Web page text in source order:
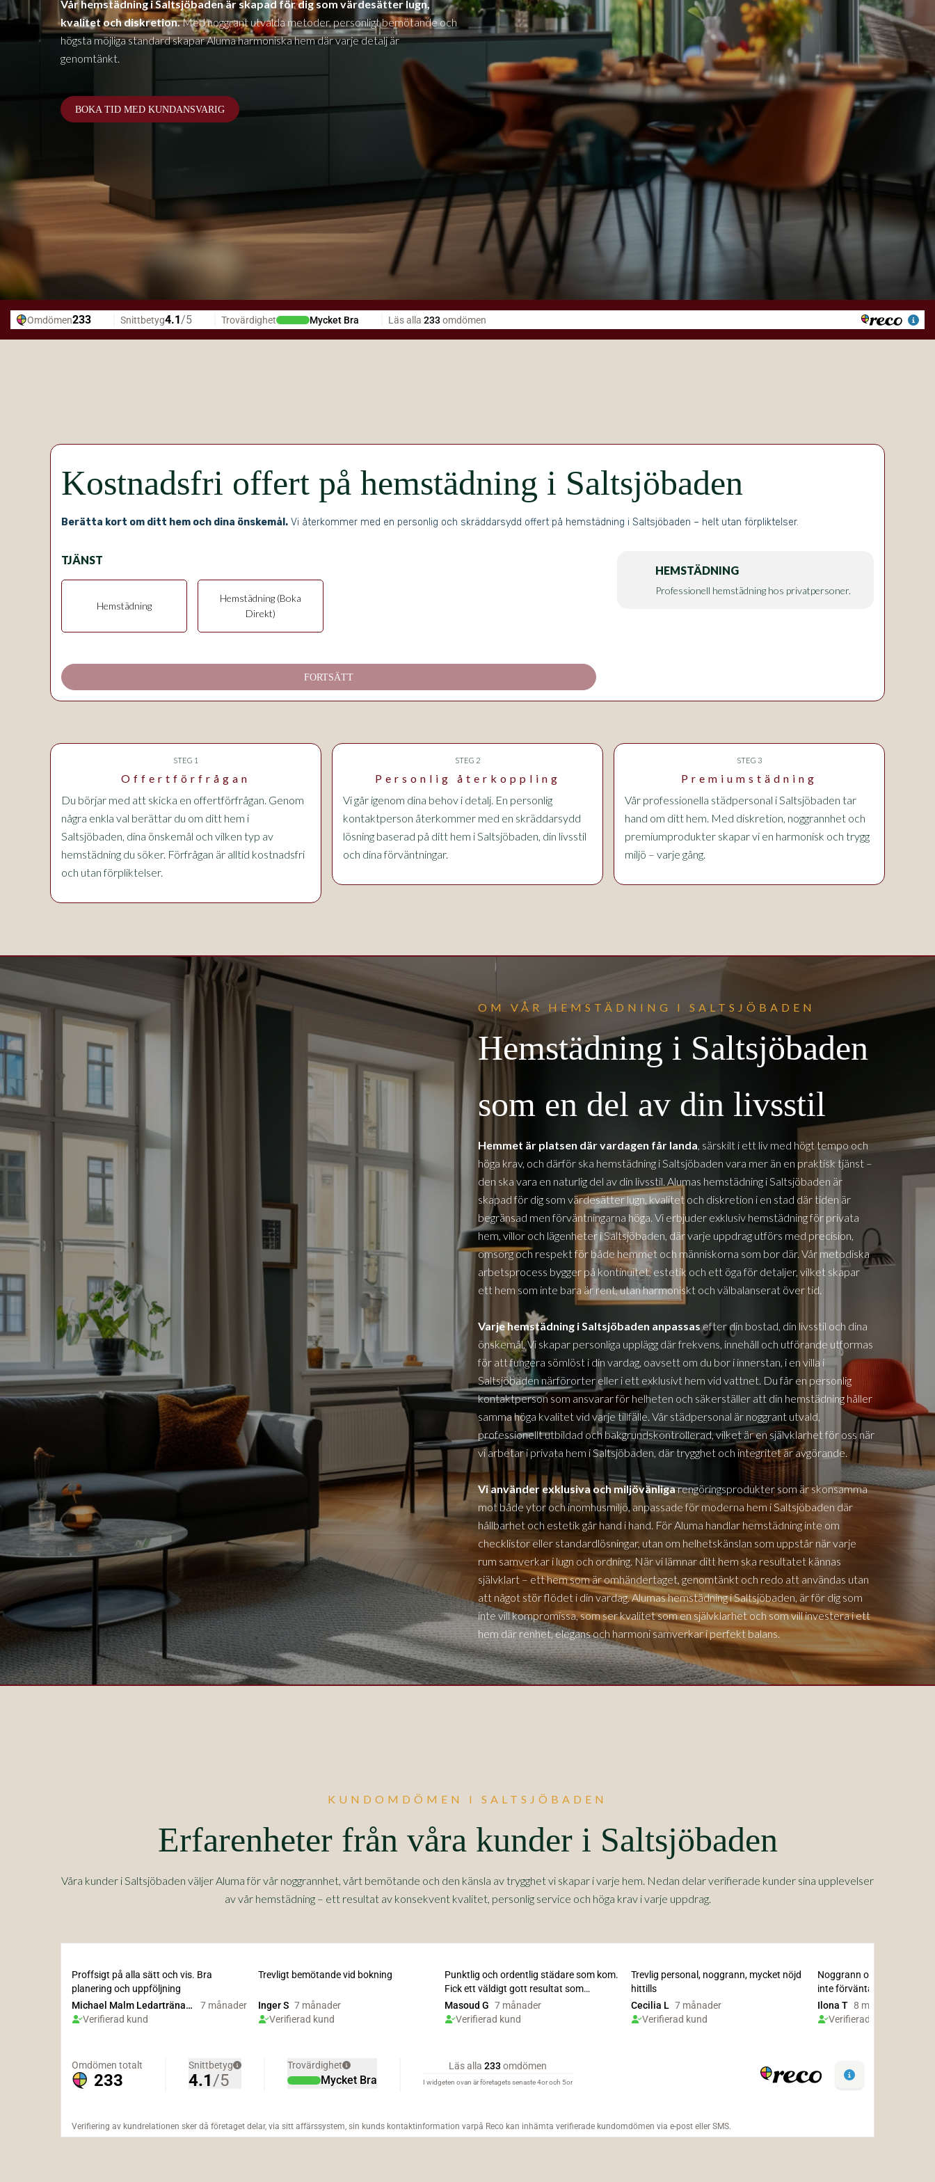
Vår hemstädning i Saltsjöbaden är skapad för dig som värdesätter lugn,
kvalitet och diskretion.Med noggrant utvalda metoder, personligt bemötande och
högsta möjliga standard skapar Aluma harmoniska hem där varje detalj är
genomtänkt.
BOKA TID MED KUNDANSVARIG
Kostnadsfri offert på hemstädning i Saltsjöbaden
Berätta kort om ditt hem och dina önskemål. Vi återkommer med en personlig och skräddarsydd offert på hemstädning i Saltsjöbaden – helt utan förpliktelser.
TJÄNST
Hemstädning
Hemstädning (Boka
Direkt)
FORTSÄTT
HEMSTÄDNING
Professionell hemstädning hos privatpersoner.
STEG 1
Offertförfrågan
Du börjar med att skicka en offertförfrågan. Genom
några enkla val berättar du om ditt hem i
Saltsjöbaden, dina önskemål och vilken typ av
hemstädning du söker. Förfrågan är alltid kostnadsfri
och utan förpliktelser.
STEG 2
Personlig återkoppling
Vi går igenom dina behov i detalj. En personlig
kontaktperson återkommer med en skräddarsydd
lösning baserad på ditt hem i Saltsjöbaden, din livsstil
och dina förväntningar.
STEG 3
Premiumstädning
Vår professionella städpersonal i Saltsjöbaden tar
hand om ditt hem. Med diskretion, noggrannhet och
premiumprodukter skapar vi en harmonisk och trygg
miljö – varje gång.
OM VÅR HEMSTÄDNING I SALTSJÖBADEN
Hemstädning i Saltsjöbaden
som en del av din livsstil
Hemmet är platsen där vardagen får landa, särskilt i ett liv med högt tempo och
höga krav, och därför ska hemstädning i Saltsjöbaden vara mer än en praktisk tjänst –
den ska vara en naturlig del av din livsstil. Alumas hemstädning i Saltsjöbaden är
skapad för dig som värdesätter lugn, kvalitet och diskretion i en stad där tiden är
begränsad men förväntningarna höga. Vi erbjuder exklusiv hemstädning för privata
hem, villor och lägenheteri Saltsjöbaden, där varje uppdrag utförs med precision,
omsorg och respekt för både hemmet och människorna som bor där. Vår metodiska
arbetsprocess bygger på kontinuitet, estetik och ett öga för detaljer, vilket skapar
ett hem som inte bara är rent, utan harmoniskt och välbalanserat över tid.
Varje hemstädning i Saltsjöbaden anpassasefter din bostad, din livsstil och dina
önskemål. Vi skapar personliga upplägg där frekvens, innehåll och utförande utformas
för att fungera sömlöst i din vardag, oavsett om du bor i innerstan, i en villa i
Saltsjöbadennärförorter eller i ett exklusivt hem vid vattnet. Du får en personlig
kontaktperson som ansvarar för helheten och säkerställer att din hemstädning håller
samma höga kvalitet vid varje tillfälle. Vår städpersonal är noggrant utvald,
professionellt utbildad och bakgrundskontrollerad, vilket är en självklarhet för oss när
vi arbetar i privata hem iSaltsjöbaden, där trygghet och integritet är avgörande.
Vi använder exklusiva och miljövänligarengöringsprodukter som är skonsamma
mot både ytor och inomhusmiljö, anpassade för moderna hem i Saltsjöbaden där
hållbarhet och estetik går hand i hand. För Aluma handlar hemstädning inte om
checklistor eller standardlösningar, utan om helhetskänslan som uppstår när varje
rum samverkar i lugn och ordning. När vi lämnar ditt hem ska resultatet kännas
självklart – ett hem som är omhändertaget, genomtänkt och redo att användas utan
att något stör flödet i din vardag. Alumas hemstädning iSaltsjöbaden, är för dig som
inte vill kompromissa, som ser kvalitet som en självklarhet och som vill investera i ett
hem där renhet, elegans och harmoni samverkar i perfekt balans.
KUNDOMDÖMEN I SALTSJÖBADEN
Erfarenheter från våra kunder i Saltsjöbaden
Våra kunder i Saltsjöbaden väljer Aluma för vår noggrannhet, vårt bemötande och den känsla av trygghet vi skapar i varje hem. Nedan delar verifierade kunder sina upplevelser
av vår hemstädning – ett resultat av konsekvent kvalitet, personlig service och höga krav i varje uppdrag.